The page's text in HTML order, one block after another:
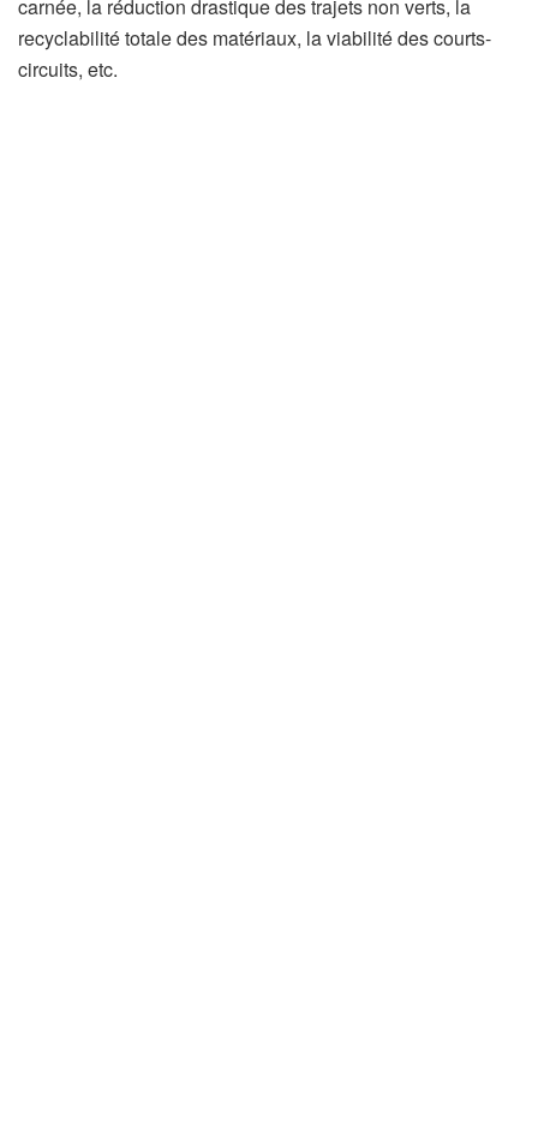
a
b
o
carnée, la réduction drastique des trajets non verts, la
recyclabilité totale des matériaux, la viabilité des courts-
circuits, etc.